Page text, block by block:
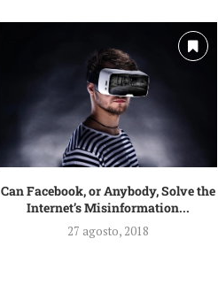
Can Facebook, or Anybody, Solve the
Internet’s Misinformation...
27 agosto, 2018